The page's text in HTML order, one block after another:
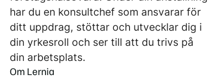
har du en konsultchef som ansvarar för
ditt uppdrag, stöttar och utvecklar dig i
din yrkesroll och ser till att du trivs på
din arbetsplats.
Om Lernia